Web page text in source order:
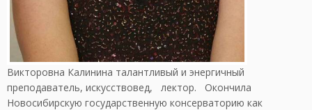
Викторовна Калинина талантливый и энергичный
преподаватель, искусствовед, лектор. Окончила
Новосибирскую государственную консерваторию как